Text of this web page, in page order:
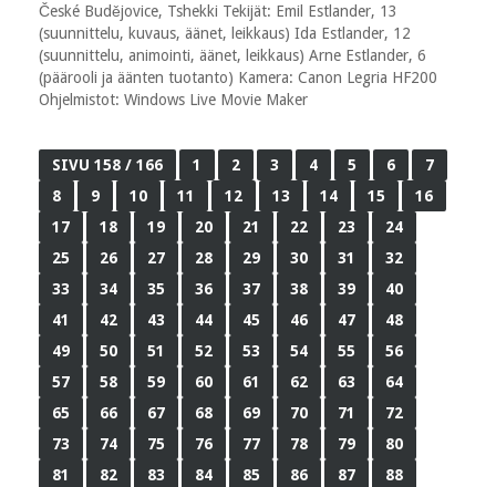
České Budějovice, Tshekki Tekijät: Emil Estlander, 13
(suunnittelu, kuvaus, äänet, leikkaus) Ida Estlander, 12
(suunnittelu, animointi, äänet, leikkaus) Arne Estlander, 6
(päärooli ja äänten tuotanto) Kamera: Canon Legria HF200
Ohjelmistot: Windows Live Movie Maker
SIVU 158 / 166 1 2 3 4 5 6
7
8
9 10 11 12 13 14 15
16
17
18 19 20 21 22 23
24
25
26 27 28 29 30 31
32
33
34 35 36 37 38 39
40
41
42 43 44 45 46 47
48
49
50 51 52 53 54 55
56
57
58 59 60 61 62 63
64
65
66 67 68 69 70 71
72
73
74 75 76 77 78 79
80
81
82 83 84 85 86 87
88